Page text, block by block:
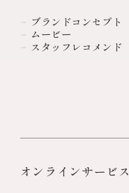
ブランドコンセプト
ムービー
スタッフレコメンド
オンラインサービス